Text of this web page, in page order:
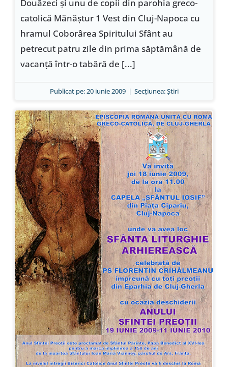
Douăzeci şi unu de copii din parohia greco-
catolică Mănăştur 1 Vest din Cluj-Napoca cu
hramul Coborârea Spiritului Sfânt au
petrecut patru zile din prima săptămână de
vacanţă într-o tabără de [...]
Publicat pe: 20 iunie 2009 | Secțiunea:Ştiri